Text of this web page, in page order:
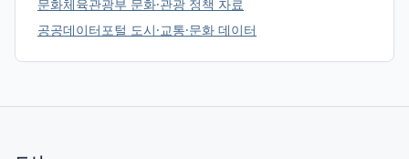
문화체육관광부 문화·관광 정책 자료
공공데이터포털 도시·교통·문화 데이터